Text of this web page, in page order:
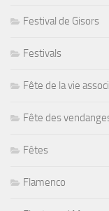
Festival de Gisors
Festivals
Fête de la vie
Fête des
Fêtes
Flamenco